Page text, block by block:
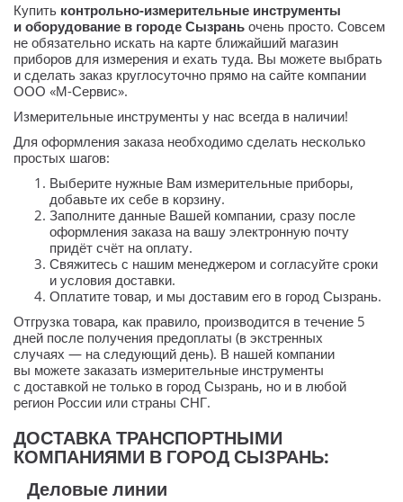
Купить контрольно-измерительные инструменты
и оборудование в городе Сызрань очень просто. Совсем
не обязательно искать на карте ближайший магазин
приборов для измерения и ехать туда. Вы можете выбрать
и сделать заказ круглосуточно прямо на сайте компании
ООО «М-Сервис».
Измерительные инструменты у нас всегда в наличии!
Для оформления заказа необходимо сделать несколько
простых шагов:
Выберите нужные Вам измерительные приборы,
добавьте их себе в корзину.
Заполните данные Вашей компании, сразу после
оформления заказа на вашу электронную почту
придёт счёт на оплату.
Свяжитесь с нашим менеджером и согласуйте сроки
и условия доставки.
Оплатите товар, и мы доставим его в город Сызрань.
Отгрузка товара, как правило, производится в течение 5
дней после получения предоплаты (в экстренных
случаях — на следующий день). В нашей компании
вы можете заказать измерительные инструменты
с доставкой не только в город Сызрань, но и в любой
регион России или страны СНГ.
ДОСТАВКА ТРАНСПОРТНЫМИ
КОМПАНИЯМИ В ГОРОД СЫЗРАНЬ:
Деловые линии